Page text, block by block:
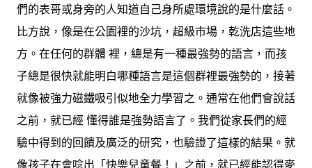
們的表哥或身旁的人知道自己身所處環境說的是什麼話。
比方說，像是在公園裡的沙坑，超級市場，乾洗店這些地
方。在任何的群體 裡，總是有一種最強勢的語言，而孩
子總是很快就能明白哪種語言是這個群裡最強勢的，接著
就像被強力磁鐵吸引似地全力學習之。通常在他們會說話
之前，就已經 懂得誰是強勢語言了。我們從家長們的經
驗中得到的回饋及廣泛的研究，也驗證了這樣的結果。就
像孩子在會唸出「快樂兒童餐！」之前，就已經能認得麥